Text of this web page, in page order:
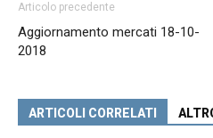
Articolo precedente
Aggiornamento mercati 18-10-
2018
ARTICOLI CORRELATI